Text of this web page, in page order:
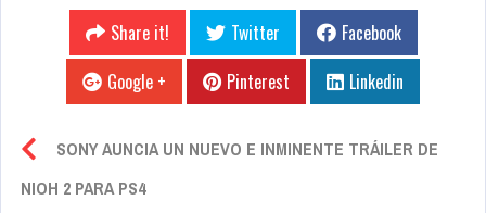
Share it! Twitter
Facebook
Google +
Pinterest Linkedin
SONY AUNCIA UN NUEVO E INMINENTE TRÁILER DE
NIOH 2 PARA PS4